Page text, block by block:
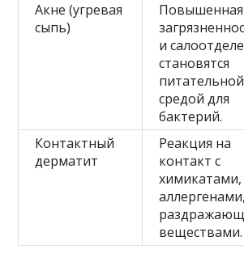
Акне (угревая
сыпь)
Повышенная
и
становятся
питательной
средой для
бактерий.
Контактный
дерматит
Реакция на
контакт с
химикатами,
аллергенами,
веществами.